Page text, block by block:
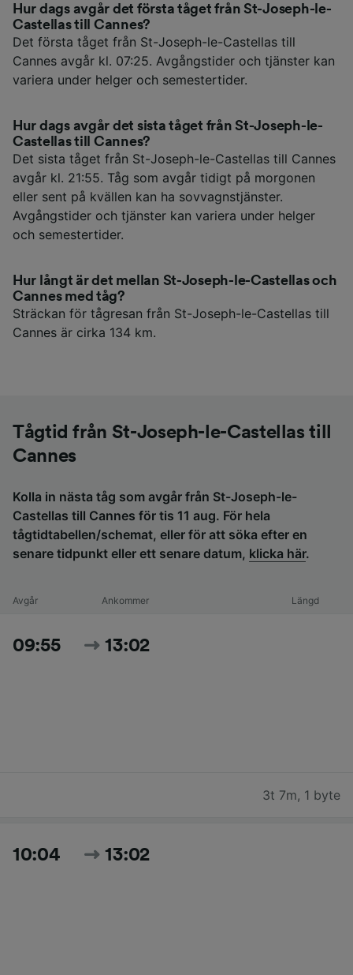
Hur dags avgår det första tåget från St-Joseph-le-
Castellas till Cannes?
Det första tåget från St-Joseph-le-Castellas till
Cannes avgår kl. 07:25. Avgångstider och tjänster kan
variera under helger och semestertider.
Hur dags avgår det sista tåget från St-Joseph-le-
Castellas till Cannes?
Det sista tåget från St-Joseph-le-Castellas till Cannes
avgår kl. 21:55. Tåg som avgår tidigt på morgonen
eller sent på kvällen kan ha sovvagnstjänster.
Avgångstider och tjänster kan variera under helger
och semestertider.
Hur långt är det mellan St-Joseph-le-Castellas och
Cannes med tåg?
Sträckan för tågresan från St-Joseph-le-Castellas till
Cannes är cirka 134 km.
Tågtid från St-Joseph-le-Castellas till
Cannes
Kolla in nästa tåg som avgår från St-Joseph-le-
Castellas till Cannes för tis 11 aug. För hela
tågtidtabellen/schemat, eller för att söka efter en
senare tidpunkt eller ett senare datum, klicka här.
Avgår Ankommer Längd
09:55 13:02
3t 7m, 1 byte
10:04 13:02